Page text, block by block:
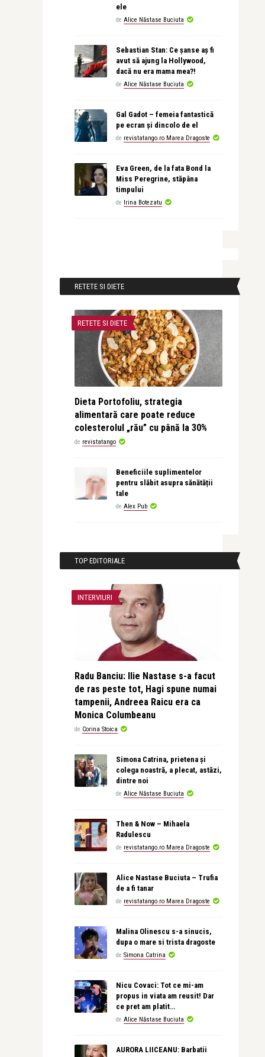
ele
de Alice Năstase Buciuta
Sebastian Stan: Ce șanse aș fi
avut să ajung la Hollywood,
dacă nu era mama mea?!
de Alice Năstase Buciuta
Gal Gadot – femeia fantastică
pe ecran și dincolo de el
de revistatango.ro Marea Dragoste
Eva Green, de la fata Bond la
Miss Peregrine, stăpâna
timpului
de Irina Botezatu
RETETE SI DIETE
RETETE SI DIETE
Dieta Portofoliu, strategia
alimentară care poate reduce
colesterolul „rău” cu până la 30%
de revistatango
Beneficiile suplimentelor
pentru slăbit asupra sănătății
tale
de Alex Pub
TOP EDITORIALE
INTERVIURI
Radu Banciu: Ilie Nastase s-a facut
de ras peste tot, Hagi spune numai
tampenii, Andreea Raicu era ca
Monica Columbeanu
de Corina Stoica
Simona Catrina, prietena și
colega noastră, a plecat, astăzi,
dintre noi
de Alice Năstase Buciuta
Then & Now – Mihaela
Radulescu
de revistatango.ro Marea Dragoste
Alice Nastase Buciuta – Trufia
de a fi tanar
de revistatango.ro Marea Dragoste
Malina Olinescu s-a sinucis,
dupa o mare si trista dragoste
de Simona Catrina
Nicu Covaci: Tot ce mi-am
propus in viata am reusit! Dar
ce pret am platit…
de Alice Năstase Buciuta
AURORA LIICEANU: Barbatii